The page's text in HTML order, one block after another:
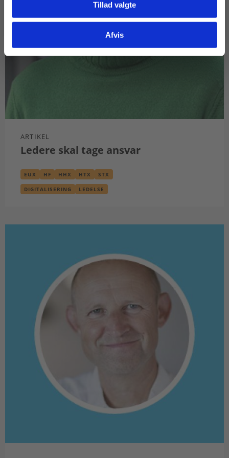
Tillad valgte
Afvis
ARTIKEL
Ledere skal tage ansvar
EUX HF HHX HTX STX
DIGITALISERING LEDELSE
Gå til praxisOnline